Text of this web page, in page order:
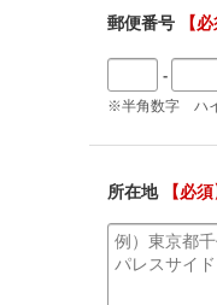
郵便番号 【必
-
※半角数字 ハ
所在地 【必須